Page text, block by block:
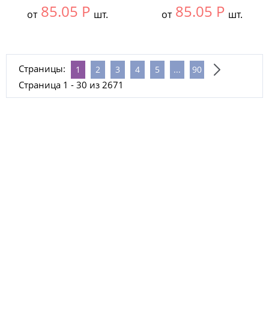
от 85.05 Р шт.
В упаковке:
12
Количество:
от 85.05 Р шт.
В упаковке:
12
Количество:
Страницы: 1 2 3 4 5 ... 90
Страница 1 - 30 из 2671